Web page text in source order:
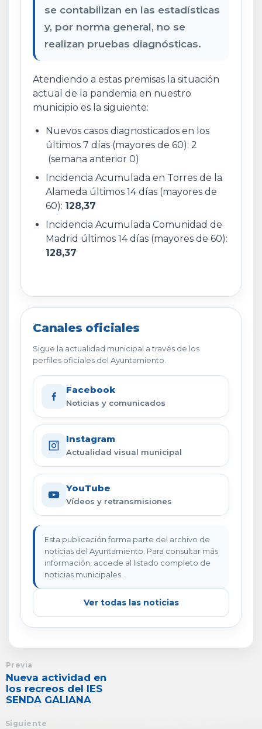
se contabilizan en las estadísticas
y, por norma general, no se
realizan pruebas diagnósticas.
Atendiendo a estas premisas la situación
actual de la pandemia en nuestro
municipio es la siguiente:
Nuevos casos diagnosticados en los
últimos 7 días (mayores de 60): 2
(semana anterior 0)
Incidencia Acumulada en Torres de la
Alameda últimos 14 días (mayores de
60): 128,37
Incidencia Acumulada Comunidad de
Madrid últimos 14 días (mayores de 60):
128,37
Canales oficiales
Sigue la actualidad municipal a través de los
perfiles oficiales del Ayuntamiento.
Facebook
Noticias y comunicados
Instagram
Actualidad visual municipal
YouTube
Vídeos y retransmisiones
Esta publicación forma parte del archivo de
noticias del Ayuntamiento. Para consultar más
información, accede al listado completo de
noticias municipales.
Ver todas las noticias
Previa
Nueva actividad en
los recreos del IES
SENDA GALIANA
Siguiente